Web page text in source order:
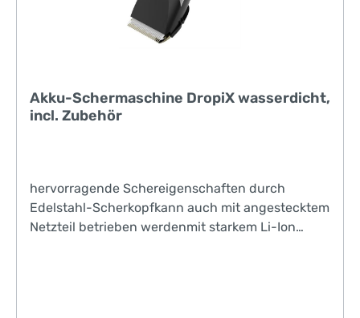
Akku-Schermaschine DropiX wasserdicht,
incl. Zubehör
hervorragende Schereigenschaften durch
Edelstahl-Scherkopfkann auch mit angestecktem
Netzteil betrieben werdenmit starkem Li-Ion